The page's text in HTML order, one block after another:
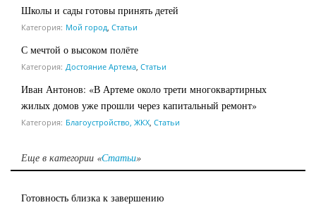
Школы и сады готовы принять детей
Категория: Мой город, Статьи
С мечтой о высоком полёте
Категория: Достояние Артема, Статьи
Иван Антонов: «В Артеме около трети многоквартирных
жилых домов уже прошли через капитальный ремонт»
Категория: Благоустройство, ЖКХ, Статьи
Еще в категории «Статьи»
Готовность близка к завершению